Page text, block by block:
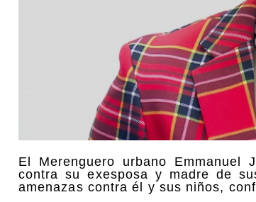
El Merenguero urbano Emmanuel
contra su exesposa y madre de
amenazas contra él y sus niños,